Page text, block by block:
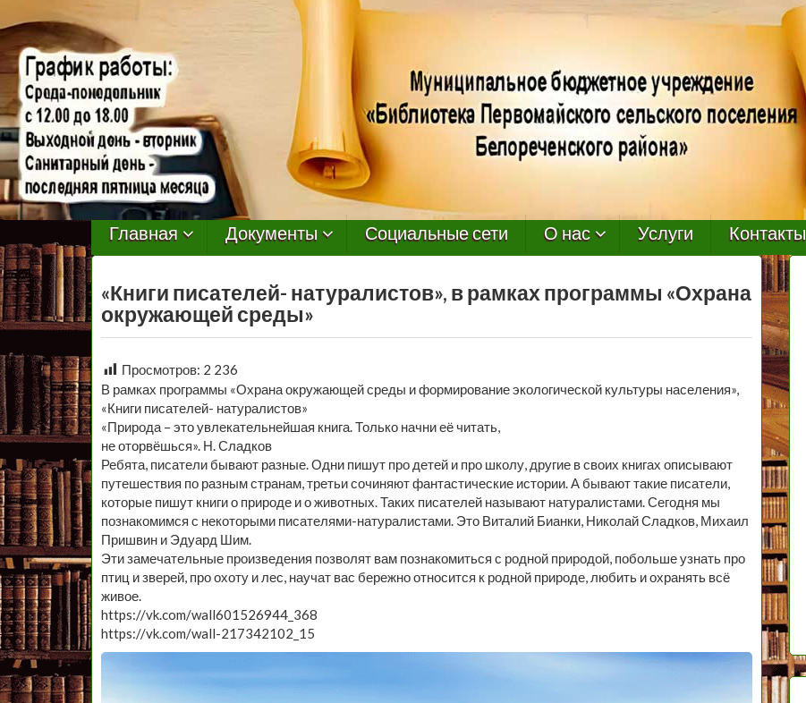
МБУ
Библиотека
Первомайского
Сельского
Поселения
Главная Документы Социальные сети О нас Услуги Контакты
«Книги писателей- натуралистов», в рамках программы «Охрана
окружающей среды»
Просмотров: 2 236
В рамках программы «Охрана окружающей среды и формирование экологической культуры населения»,
«Книги писателей- натуралистов»
«Природа – это увлекательнейшая книга. Только начни её читать,
не оторвёшься». Н. Сладков
Ребята, писатели бывают разные. Одни пишут про детей и про школу, другие в своих книгах описывают
путешествия по разным странам, третьи сочиняют фантастические истории. А бывают такие писатели,
которые пишут книги о природе и о животных. Таких писателей называют натуралистами. Сегодня мы
познакомимся с некоторыми писателями-натуралистами. Это Виталий Бианки, Николай Сладков, Михаил
Пришвин и Эдуард Шим.
Эти замечательные произведения позволят вам познакомиться с родной природой, побольше узнать про
птиц и зверей, про охоту и лес, научат вас бережно относится к родной природе, любить и охранять всё
живое.
https://vk.com/wall601526944_368
https://vk.com/wall-217342102_15